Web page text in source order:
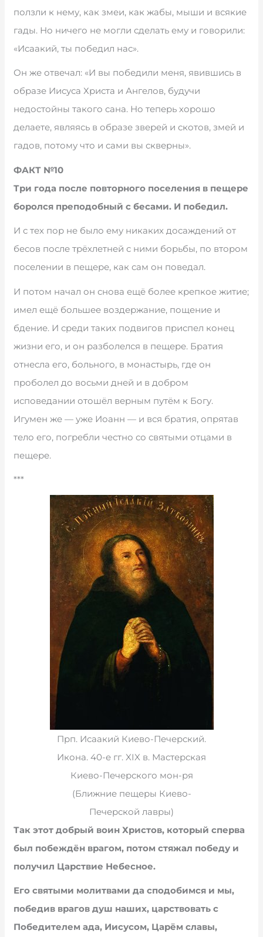
ползли к нему, как змеи, как жабы, мыши и всякие
гады. Но ничего не могли сделать ему и говорили:
«Исаакий, ты победил нас».
Он же отвечал: «И вы победили меня, явившись в
образе Иисуса Христа и Ангелов, будучи
недостойны такого сана. Но теперь хорошо
делаете, являясь в образе зверей и скотов, змей и
гадов, потому что и сами вы скверны».
ФАКТ №10
Три года после повторного поселения в пещере
боролся преподобный с бесами. И победил.
И с тех пор не было ему никаких досаждений от
бесов после трёхлетней с ними борьбы, по втором
поселении в пещере, как сам он поведал.
И потом начал он снова ещё более крепкое житие;
имел ещё большее воздержание, пощение и
бдение. И среди таких подвигов приспел конец
жизни его, и он разболелся в пещере. Братия
отнесла его, больного, в монастырь, где он
проболел до восьми дней и в добром
исповедании отошёл верным путём к Богу.
Игумен же — уже Иоанн — и вся братия, опрятав
тело его, погребли честно со святыми отцами в
пещере.
***
Прп. Исаакий Киево-Печерский.
Икона. 40-е гг. XIX в. Мастерская
Киево-Печерского мон-ря
(Ближние пещеры Киево-
Печерской лавры)
Так этот добрый воин Христов, который сперва
был побеждён врагом, потом стяжал победу и
получил Царствие Небесное.
Его святыми молитвами да сподобимся и мы,
победив врагов душ наших, царствовать с
Победителем ада, Иисусом, Царём славы,